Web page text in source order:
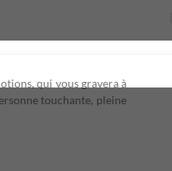
qui vous gravera à
touchante, pleine